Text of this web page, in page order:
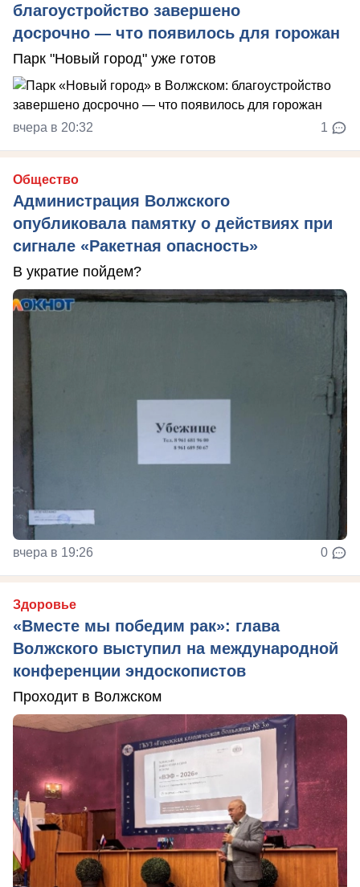
благоустройство завершено
досрочно — что появилось для горожан
Парк "Новый город" уже готов
вчера в 20:32 1
Общество
Администрация Волжского
опубликовала памятку о действиях при
сигнале «Ракетная опасность»
В укратие пойдем?
вчера в 19:26 0
Здоровье
«Вместе мы победим рак»: глава
Волжского выступил на международной
конференции эндоскопистов
Проходит в Волжском